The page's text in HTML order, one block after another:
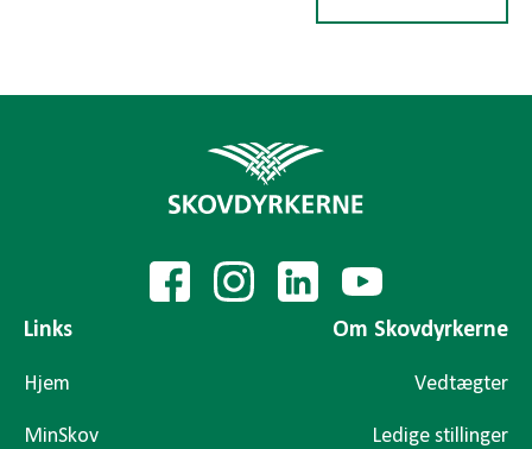
Links
Hjem
MinSkov
Om Skovdyrkerne
Vedtægter
Ledige stillinger